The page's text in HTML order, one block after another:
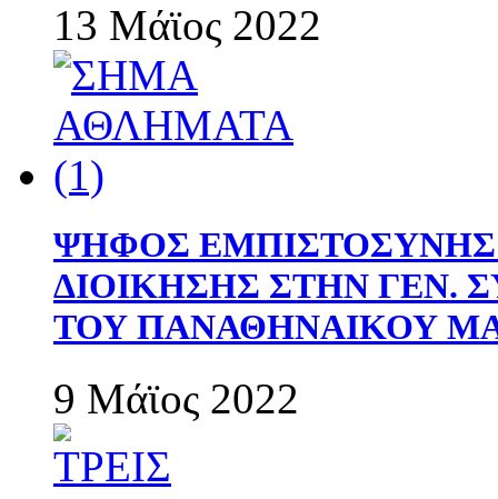
13 Μάϊος 2022
ΨΗΦΟΣ
ΔΙΟΙΚΗΣΗΣ ΣΤΗΝ ΓΕΝ.
ΤΟΥ ΠΑΝΑΘΗΝΑΙΚΟΥ
9 Μάϊος 2022